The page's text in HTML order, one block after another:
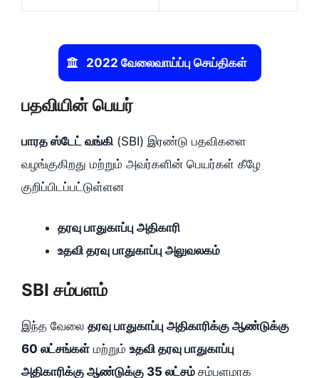
2022 வேலைவாய்ப்பு செய்திகள்
பதவியின் பெயர்
பாரத ஸ்டேட் வங்கி (SBI) இரண்டு பதவிகளை
வழங்குகிறது மற்றும் அவர்களின் பெயர்கள் கீழே
குறிப்பிடப்பட்டுள்ளன
தரவு பாதுகாப்பு அதிகாரி
உதவி தரவு பாதுகாப்பு அலுவலகம்
SBI சம்பளம்
இந்த வேலை தரவு பாதுகாப்பு அதிகாரிக்கு ஆண்டுக்கு
60 லட்சங்கள் மற்றும் உதவி தரவு பாதுகாப்பு
அதிகாரிக்கு ஆண்டுக்கு 35 லட்சம் சம்பளமாக